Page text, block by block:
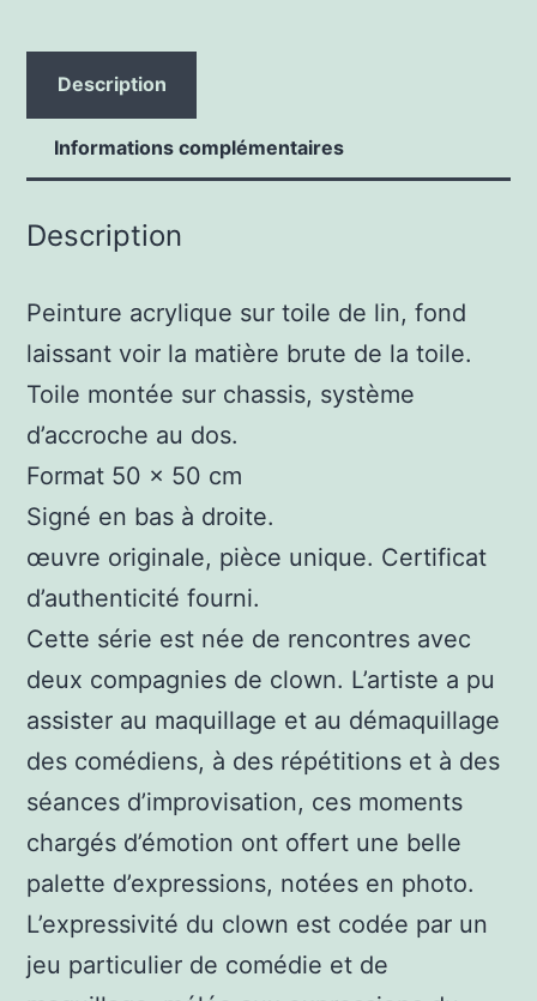
Description
Informations complémentaires
Description
Peinture acrylique sur toile de lin, fond
laissant voir la matière brute de la toile.
Toile montée sur chassis, système
d’accroche au dos.
Format 50 x 50 cm
Signé en bas à droite.
œuvre originale, pièce unique. Certificat
d’authenticité fourni.
Cette série est née de rencontres avec
deux compagnies de clown. L’artiste a pu
assister au maquillage et au démaquillage
des comédiens, à des répétitions et à des
séances d’improvisation, ces moments
chargés d’émotion ont offert une belle
palette d’expressions, notées en photo.
L’expressivité du clown est codée par un
jeu particulier de comédie et de